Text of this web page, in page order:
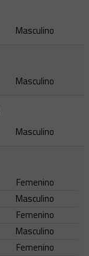
Masculino
Masculino
Masculino
Femenino
Masculino
Femenino
Masculino
Femenino